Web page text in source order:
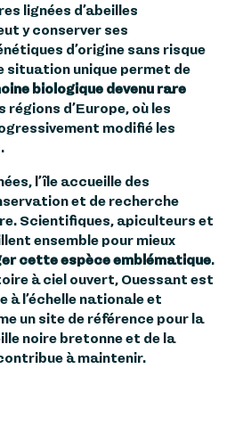
lignées d’abeilles
y conserver ses
d’origine sans risque
situation unique permet de
biologique devenu rare
régions d’Europe, où les
modifié les
l’île accueille des
et de recherche
Scientifiques, apiculteurs et
ensemble pour mieux
cette espèce emblématique.
à ciel ouvert, Ouessant est
à l’échelle nationale et
un site de référence pour la
noire bretonne et de la
à maintenir.